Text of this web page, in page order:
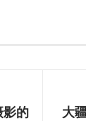
影的
大